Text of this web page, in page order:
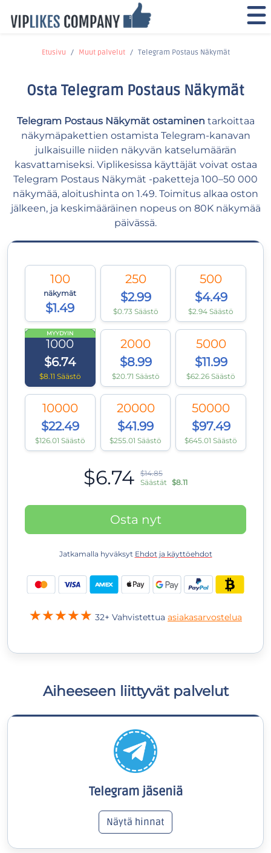
Etusivu Muut palvelut Telegram Postaus Näkymät
Osta Telegram Postaus Näkymät
Telegram Postaus Näkymät ostaminen tarkoittaa
näkymäpakettien ostamista Telegram-kanavan
julkaisuille niiden näkyvän katselumäärän
kasvattamiseksi. Viplikesissa käyttäjät voivat ostaa
Telegram Postaus Näkymät -paketteja 100–50 000
näkymää, aloitushinta on 1.49. Toimitus alkaa oston
jälkeen, ja keskimääräinen nopeus on 80K näkymää
päivässä.
100
näkymät
$1.49
250
$2.99
$0.73 Säästö
500
$4.49
$2.94 Säästö
MYYDYIN
1000
$6.74
$8.11 Säästö
2000
$8.99
$20.71 Säästö
5000
$11.99
$62.26 Säästö
10000
$22.49
$126.01 Säästö
20000
$41.99
$255.01 Säästö
50000
$97.49
$645.01 Säästö
$6.74
$14.85
Säästät $8.11
Osta nyt
Jatkamalla hyväksyt Ehdot ja käyttöehdot
32+ Vahvistettua asiakasarvostelua
Aiheeseen liittyvät palvelut
Telegram jäseniä
Näytä hinnat